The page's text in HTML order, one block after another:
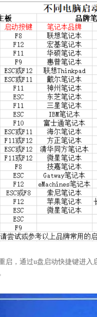
启，通过u盘启动快捷键进入